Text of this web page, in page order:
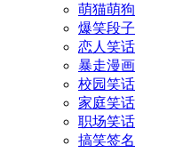
萌猫萌狗
爆笑段子
恋人笑话
暴走漫画
校园笑话
家庭笑话
职场笑话
搞笑签名